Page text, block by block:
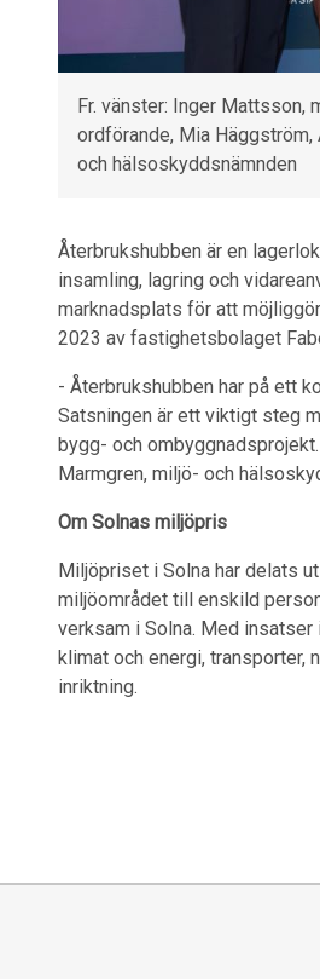
Fr. vänster: Inger Mattsson,
ordförande, Mia
och hälsoskyddsnämnden
Återbrukshubben är en
insamling, lagring och
marknadsplats för att
2023 av fastighetsbolaget
­- Återbrukshubben har på ett
Satsningen är ett viktigt steg
bygg- och
Marmgren, miljö- och
Om Solnas miljöpris
Miljöpriset i Solna har delats
miljöområdet till enskild
verksam i Solna. Med
klimat och energi, transporter,
inriktning.